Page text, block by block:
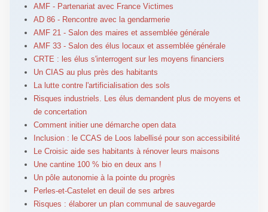
AMF - Partenariat avec France Victimes
AD 86 - Rencontre avec la gendarmerie
AMF 21 - Salon des maires et assemblée générale
AMF 33 - Salon des élus locaux et assemblée générale
CRTE : les élus s'interrogent sur les moyens financiers
Un CIAS au plus près des habitants
La lutte contre l'artificialisation des sols
Risques industriels. Les élus demandent plus de moyens et
de concertation
Comment initier une démarche open data
Inclusion : le CCAS de Loos labellisé pour son accessibilité
Le Croisic aide ses habitants à rénover leurs maisons
Une cantine 100 % bio en deux ans !
Un pôle autonomie à la pointe du progrès
Perles-et-Castelet en deuil de ses arbres
Risques : élaborer un plan communal de sauvegarde